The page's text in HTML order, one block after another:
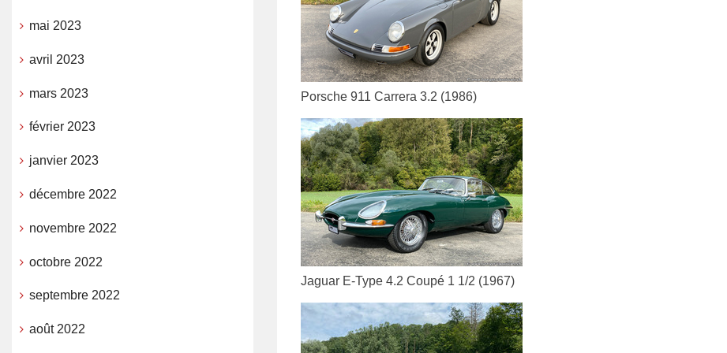
Porsche 911 Carrera 3.2 (1986)
Jaguar E-Type 4.2 Coupé 1 1/2 (1967)
mai 2023
avril 2023
mars 2023
février 2023
janvier 2023
décembre 2022
novembre 2022
octobre 2022
septembre 2022
août 2022